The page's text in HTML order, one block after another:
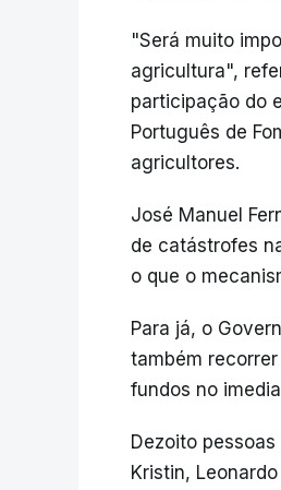
"Será muito
agricultura",
participação do
Português de
agricultores.
José Manuel
de catástrofes
o que o
Para já, o
também
fundos no
Dezoito
Kristin,